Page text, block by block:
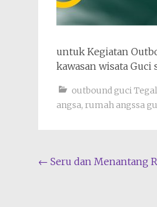
untuk Kegiatan
kawasan wisata
outbound guci Tegal
angsa, rumah angssa
Navigasi
← Seru dan Menantang